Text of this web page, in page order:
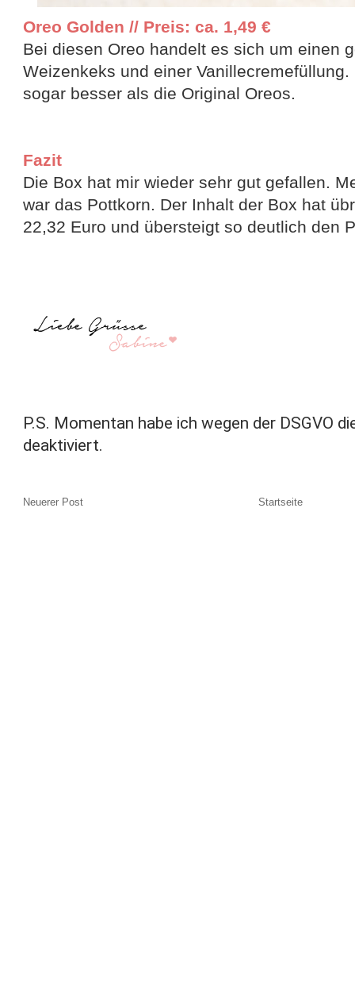
Oreo Golden // Preis: ca. 1,49 €
Bei diesen Oreo handelt es sich um einen
Weizenkeks und einer
sogar besser als die Original Oreos.
Fazit
Die Box hat mir wieder sehr gut gefallen.
war das Pottkorn. Der Inhalt der Box hat
22,32 Euro und übersteigt so deutlich den
P.S. Momentan habe ich wegen der DSGVO
deaktiviert.
Neuerer Post Startseite